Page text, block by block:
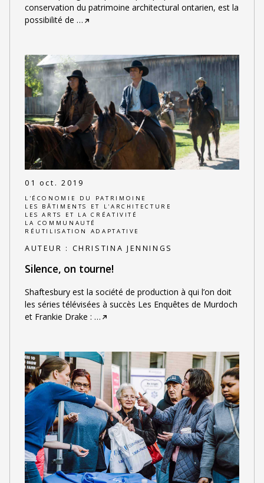
conservation du patrimoine architectural ontarien, est la
possibilité de …
01 oct. 2019
L'ÉCONOMIE DU PATRIMOINE
LES BÂTIMENTS ET L'ARCHITECTURE
LES ARTS ET LA CRÉATIVITÉ
LA COMMUNAUTÉ
RÉUTILISATION ADAPTATIVE
AUTEUR : CHRISTINA JENNINGS
Silence, on tourne!
Shaftesbury est la société de production à qui l’on doit
les séries télévisées à succès Les Enquêtes de Murdoch
et Frankie Drake : …